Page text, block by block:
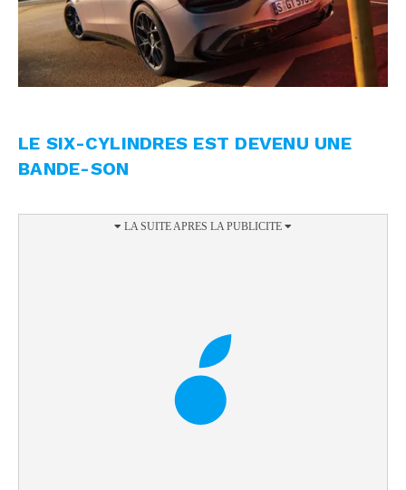
LE SIX-CYLINDRES EST DEVENU UNE
BANDE-SON